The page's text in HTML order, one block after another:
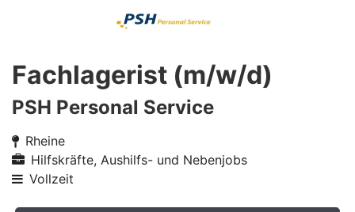
Fachlagerist (m/w/d)
PSH Personal Service
Rheine
Hilfskräfte, Aushilfs- und Nebenjobs
Vollzeit